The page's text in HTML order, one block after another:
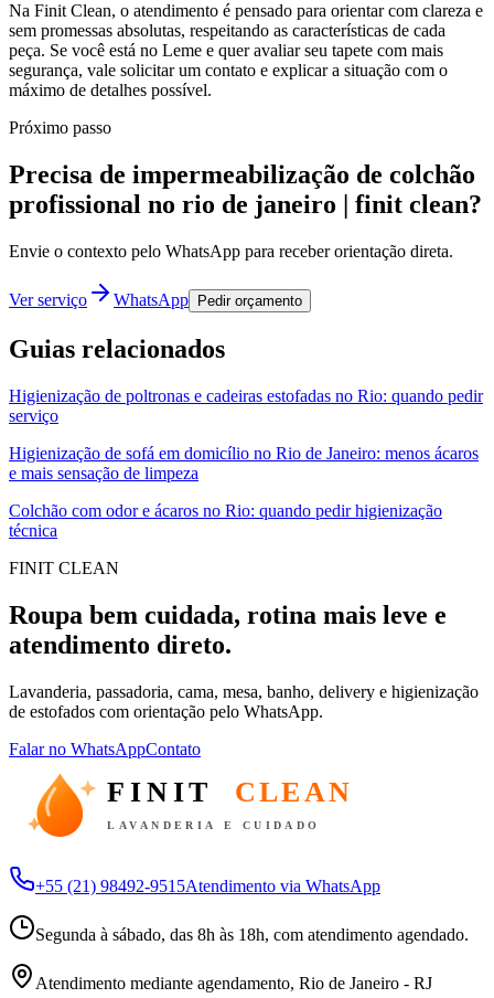
Na Finit Clean, o atendimento é pensado para orientar com clareza e
sem promessas absolutas, respeitando as características de cada
peça. Se você está no Leme e quer avaliar seu tapete com mais
segurança, vale solicitar um contato e explicar a situação com o
máximo de detalhes possível.
Próximo passo
Precisa de impermeabilização de colchão
profissional no rio de janeiro | finit clean?
Envie o contexto pelo WhatsApp para receber orientação direta.
Ver serviço WhatsApp Pedir orçamento
Guias relacionados
Higienização de poltronas e cadeiras estofadas no Rio: quando pedir
serviço
Higienização de sofá em domicílio no Rio de Janeiro: menos ácaros
e mais sensação de limpeza
Colchão com odor e ácaros no Rio: quando pedir higienização
técnica
FINIT CLEAN
Roupa bem cuidada, rotina mais leve e
atendimento direto.
Lavanderia, passadoria, cama, mesa, banho, delivery e higienização
de estofados com orientação pelo WhatsApp.
Falar no WhatsAppContato
FINIT CLEAN
LAVANDERIA E CUIDADO
+55 (21) 98492-9515Atendimento via WhatsApp
Segunda à sábado, das 8h às 18h, com atendimento agendado.
Atendimento mediante agendamento, Rio de Janeiro - RJ